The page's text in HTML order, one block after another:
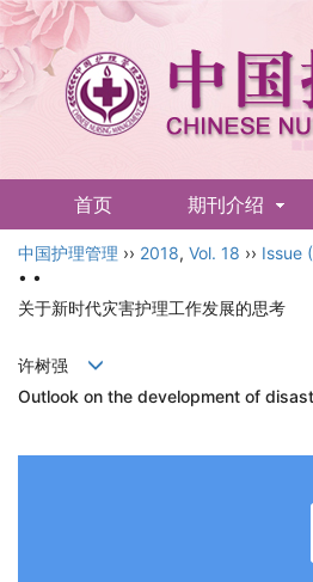
首页 期刊介绍
English
中国护理管理 ›› 2018, Vol. 18 ›› Issue
• •
关于新时代灾害护理工作发展的思考
许树强
Outlook on the development of